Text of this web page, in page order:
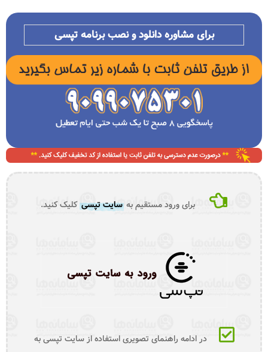
برای مشاوره دانلود و نصب برنامه تپسی
برای ورود مستقیم به سایت تپسی کلیک کنید.
در ادامه راهنمای تصویری استفاده از سایت تپسی به